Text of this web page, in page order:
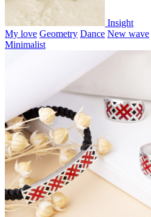
Insight
My love Geometry Dance New wave
Minimalist